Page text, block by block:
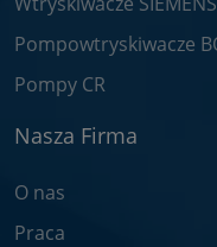
Pompowtryskiwacze
Pompy CR
Nasza Firma
O nas
Praca